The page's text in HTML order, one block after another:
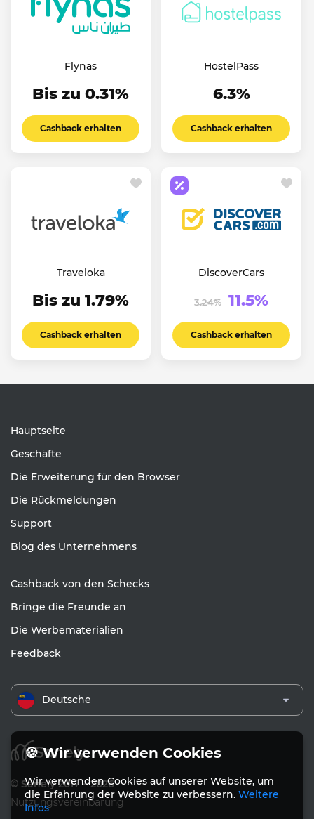
Flynas
Bis zu 0.31%
Cashback erhalten
HostelPass
6.3%
Cashback erhalten
Traveloka
Bis zu 1.79%
Cashback erhalten
DiscoverCars
3.24% 11.5%
Cashback erhalten
Hauptseite
Geschäfte
Die Erweiterung für den Browser
Die Rückmeldungen
Support
Blog des Unternehmens
Cashback von den Schecks
Bringe die Freunde an
Die Werbematerialien
Feedback
Deutsche
© Sanely 2017 – 2026
Nutzungsvereinbarung
🍪 Wir verwenden Cookies
Wir verwenden Cookies auf unserer Website, um
die Erfahrung der Website zu verbessern. Weitere
Infos